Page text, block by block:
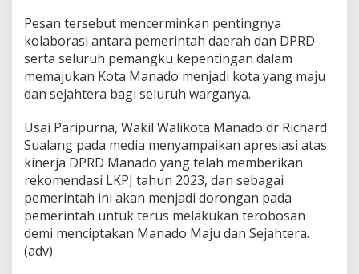
Pesan tersebut mencerminkan pentingnya
kolaborasi antara pemerintah daerah dan DPRD
serta seluruh pemangku kepentingan dalam
memajukan Kota Manado menjadi kota yang maju
dan sejahtera bagi seluruh warganya.
Usai Paripurna, Wakil Walikota Manado dr Richard
Sualang pada media menyampaikan apresiasi atas
kinerja DPRD Manado yang telah memberikan
rekomendasi LKPJ tahun 2023, dan sebagai
pemerintah ini akan menjadi dorongan pada
pemerintah untuk terus melakukan terobosan
demi menciptakan Manado Maju dan Sejahtera.
(adv)